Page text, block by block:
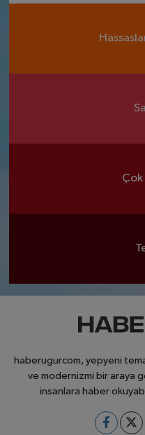
Çok
haberugurcom, yepyeni
ve modernizmi bir araya
insanlara haber